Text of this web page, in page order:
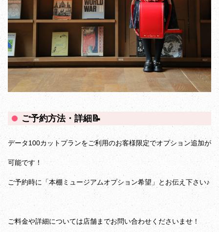
ご予約方法・詳細📝
データ100カットプランをご利用のお客様限定でオプション追加が
可能です！
ご予約時に「本棚ミュージアムオプション希望」とお伝え下さい♪
ご料金や詳細については店舗までお問い合わせくださいませ！